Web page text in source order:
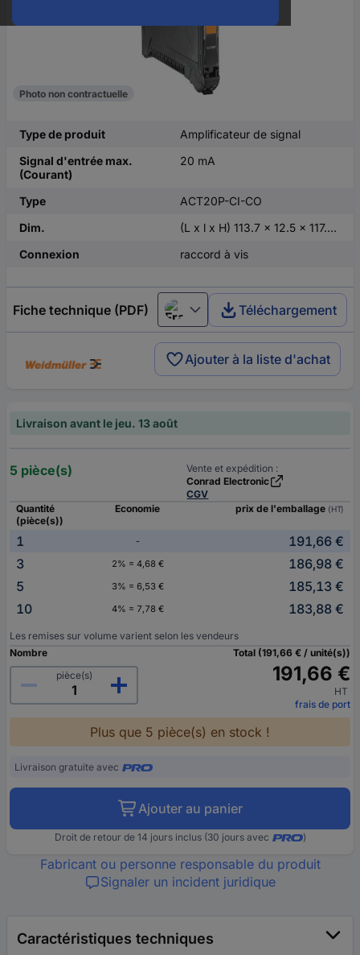
Photo non contractuelle
Type de produit
Amplificateur de signal
Signal d'entrée max.
(Courant)
20 mA
Type
ACT20P-CI-CO
Dim.
(L x l x H) 113.7 x 12.5 x 117.2 mm
Connexion
raccord à vis
Fiche technique (PDF) Français Téléchargement
Ajouter à la liste d'achat
Livraison avant le jeu. 13 août
5 pièce(s)
Vente et expédition :
Conrad Electronic
CGV
Quantité
(pièce(s))
Economie prix de l'emballage (HT)
1 -
191,66 €
3
2% = 4,68 €
186,98 €
5
3% = 6,53 €
185,13 €
10
4% = 7,78 € 183,88 €
Les remises sur volume varient selon les vendeurs
Nombre
pièce(s)
Total (191,66 € / unité(s))
191,66 €
HT
frais de port
Plus que 5 pièce(s) en stock !
Livraison gratuite avec
Ajouter au panier
Droit de retour de 14 jours inclus (30 jours avec )
Fabricant ou personne responsable du produit
Signaler un incident juridique
Caractéristiques techniques